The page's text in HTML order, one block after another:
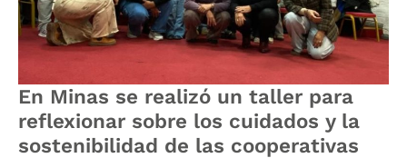
En Minas se realizó un taller para
reflexionar sobre los cuidados y la
sostenibilidad de las cooperativas